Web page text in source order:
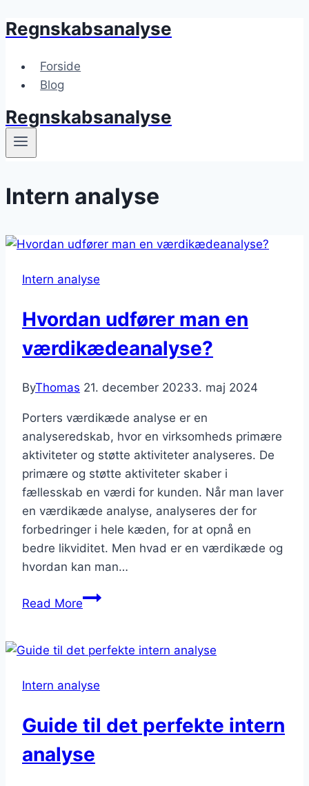
Skip
content
Regnskabsanalyse
Forside
Blog
Regnskabsanalyse
Intern analyse
Intern analyse
Hvordan udfører man en
værdikædeanalyse?
ByThomas 21. december 20233. maj 2024
Porters værdikæde analyse er en
analyseredskab, hvor en virksomheds primære
aktiviteter og støtte aktiviteter analyseres. De
primære og støtte aktiviteter skaber i
fællesskab en værdi for kunden. Når man laver
en værdikæde analyse, analyseres der for
forbedringer i hele kæden, for at opnå en
bedre likviditet. Men hvad er en værdikæde og
hvordan kan man…
Read MoreHvordan
en
Intern analyse
Guide til det perfekte intern
analyse